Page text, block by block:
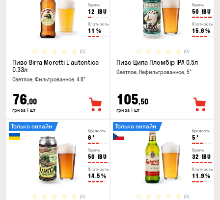
Горечь
12 IBU
Плотность
11 %
(0)
Пиво Birra Moretti L'autentica
0.33л
Светлое, Фильтрованное, 4.6°
76,00
грн за 1 шт
Горечь
50 IBU
Плотность
15.6 %
(0)
Пиво Ципа Пломбір IPA 0.5л
Светлое, Нефильтрованное, 5°
105,50
грн за 1 шт
Крепость
6 °
Горечь
50 IBU
Плотность
14.5 %
(0)
Только онлайн
Крепость
5 °
Горечь
32 IBU
Плотность
11.9 %
(0)
Только онлайн